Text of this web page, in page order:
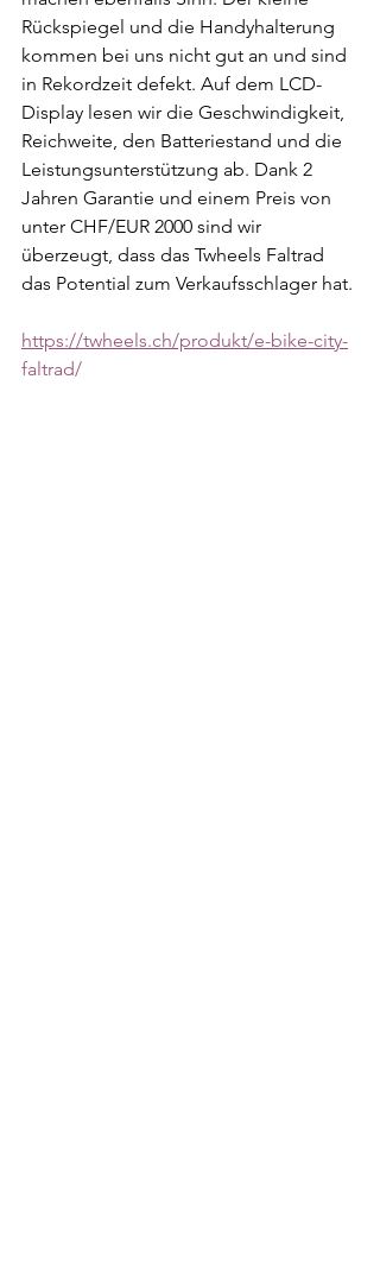
Rückspiegel und die Handyhalterung
kommen bei uns nicht gut an und sind
in Rekordzeit defekt. Auf dem LCD-
Display lesen wir die Geschwindigkeit,
Reichweite, den Batteriestand und die
Leistungsunterstützung ab. Dank 2
Jahren Garantie und einem Preis von
unter CHF/EUR 2000 sind wir
überzeugt, dass das Twheels Faltrad
das Potential zum Verkaufsschlager hat.
https://twheels.ch/produkt/e-bike-city-
faltrad/